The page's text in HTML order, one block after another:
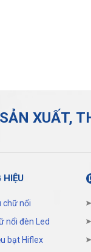
XUẤT,
HIỆU
chữ nổi
nổi đèn Led
bạt Hiflex